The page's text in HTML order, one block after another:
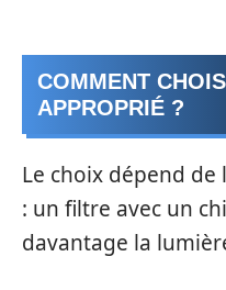
COMMENT
APPROPRIÉ ?
Le choix dépend de
: un filtre avec un
davantage la